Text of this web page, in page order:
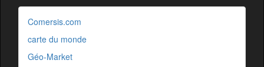
Comersis.com
carte du monde
Géo-Market